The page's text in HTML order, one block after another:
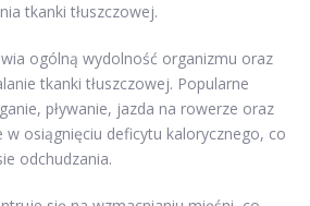
tkanki tłuszczowej.
ogólną wydolność organizmu oraz
tkanki tłuszczowej. Popularne
pływanie, jazda na rowerze oraz
w osiągnięciu deficytu kalorycznego, co
odchudzania.